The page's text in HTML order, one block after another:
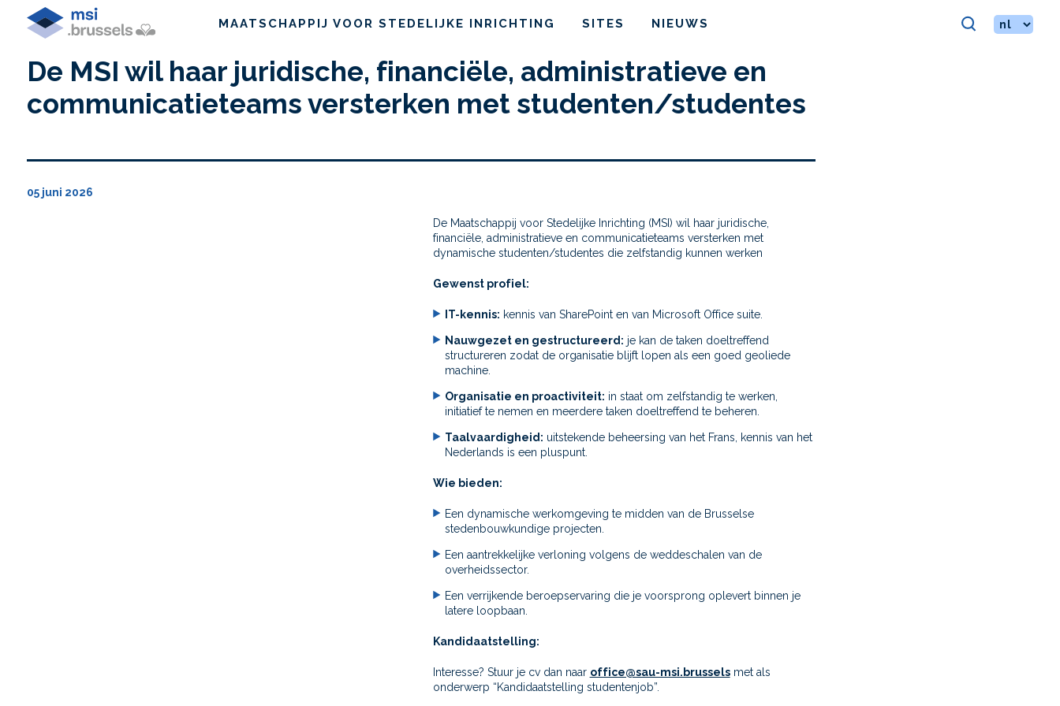
MAATSCHAPPIJ VOOR STEDELIJKE INRICHTING SITES NIEUWS
De MSI wil haar juridische, financiële, administratieve en
communicatieteams versterken met studenten/studentes
05 juni 2026
De Maatschappij voor Stedelijke Inrichting (MSI) wil haar juridische,
financiële, administratieve en communicatieteams versterken met
dynamische studenten/studentes die zelfstandig kunnen werken
Gewenst profiel:
IT-kennis: kennis van SharePoint en van Microsoft Office suite.
Nauwgezet en gestructureerd: je kan de taken doeltreffend
structureren zodat de organisatie blijft lopen als een goed geoliede
machine.
Organisatie en proactiviteit: in staat om zelfstandig te werken,
initiatief te nemen en meerdere taken doeltreffend te beheren.
Taalvaardigheid: uitstekende beheersing van het Frans, kennis van het
Nederlands is een pluspunt.
Wie bieden:
Een dynamische werkomgeving te midden van de Brusselse
stedenbouwkundige projecten.
Een aantrekkelijke verloning volgens de weddeschalen van de
overheidssector.
Een verrijkende beroepservaring die je voorsprong oplevert binnen je
latere loopbaan.
Kandidaatstelling:
Interesse? Stuur je cv dan naar office@sau-msi.brusselsmet als
onderwerp “Kandidaatstelling studentenjob”.